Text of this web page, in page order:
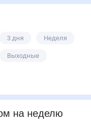
3 дня Неделя
Выходные
на неделю